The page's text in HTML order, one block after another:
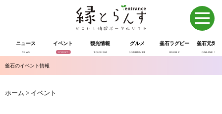
ニュース
NEWS
イベント
EVENT
観光情報
TOURISM
グルメ
GOURUMET
釜石ラグビー
RUGBY
釜石元気
ONLINE SHOP
釜石のイベント情報
ホーム > イベント